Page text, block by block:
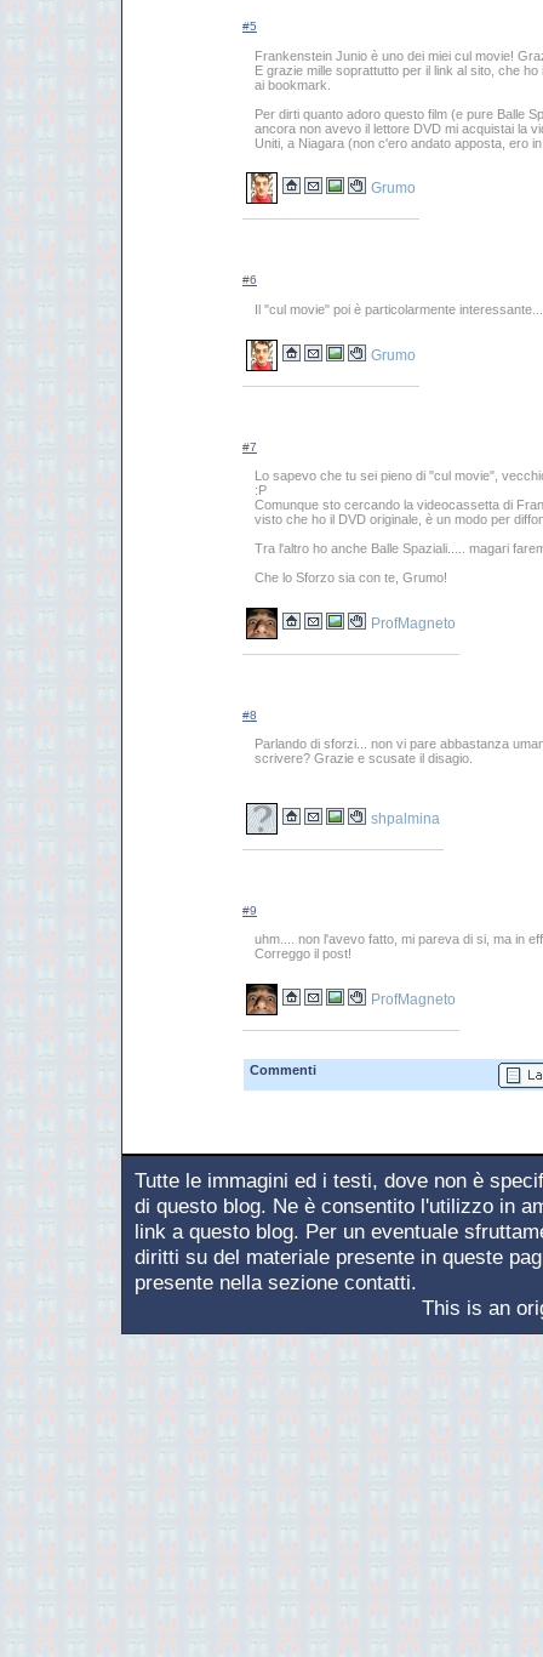
#5
Frankenstein Junio è uno dei miei cul movie!
E grazie mille soprattutto per il link al sito, che
ai bookmark.
Per dirti quanto adoro questo film (e pure Balle
ancora non avevo il lettore DVD mi acquistai la
Uniti, a Niagara (non c'ero andato apposta, ero
Grumo
#6
Il "cul movie" poi è particolarmente
Grumo
#7
Lo sapevo che tu sei pieno di "cul movie",
:P
Comunque sto cercando la videocassetta di
visto che ho il DVD originale, è un modo per
Tra l'altro ho anche Balle Spaziali..... magari
Che lo Sforzo sia con te, Grumo!
ProfMagneto
#8
Parlando di sforzi... non vi pare abbastanza
scrivere? Grazie e scusate il disagio.
shpalmina
#9
uhm.... non l'avevo fatto, mi pareva di si, ma in
Correggo il post!
ProfMagneto
Commenti
Tutte le immagini ed i testi, dove non è
di questo blog. Ne è consentito l'utilizzo in
link a questo blog. Per un eventuale
diritti su del materiale presente in queste
presente nella sezione contatti.
This is an